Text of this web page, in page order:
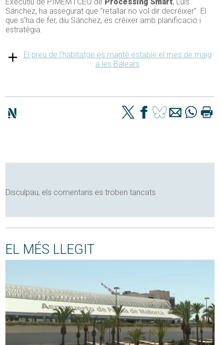
Executiu de PIMEM i CEO de Processing Smart, Luis
Sánchez, ha assegurat que “retallar no vol dir decréixer”. El
que s’ha de fer, diu Sánchez, és créixer amb planificació i
estratègia.
El preu de l’habitatge es manté estable el mes de maig
a les Balears
Disculpau, els comentaris es troben tancats
EL MÉS LLEGIT